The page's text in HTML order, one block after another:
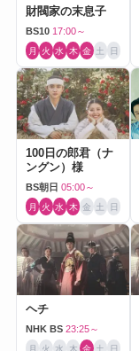
財閥家の末息子
BS10 17:00～
月 火 水 木 金 土 日
100日の郎君（ナ
ングン）様
BS朝日 05:00～
月 火 水 木 金 土 日
ヘチ
NHK BS 23:25～
月 火 水 木 金 土 日